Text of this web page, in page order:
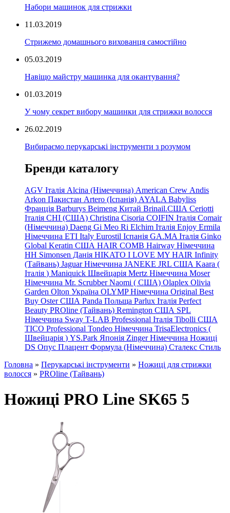
Набори машинок для стрижки
11.03.2019
Стрижемо домашнього вихованця самостійно
05.03.2019
Навіщо майстру машинка для окантування?
01.03.2019
У чому секрет вибору машинки для стрижки волосся
26.02.2019
Вибираємо перукарські інструменти з розумом
Бренди каталогу
AGV Італія Alcina (Німеччина) American Crew Andis
Arkon Пакистан Artero (Іспанія) AYALA Babyliss
Франція Barburys Beimeng Китай Brinail.США Ceriotti
Італія CHI (США) Christina Cisoria COIFIN Італія Comair
(Німеччина) Daeng Gi Meo Ri Elchim Італія Enjoy Ermila
Німеччина ETI Italy Eurostil Іспанія GA.MA Італія Ginko
Global Keratin США HAIR COMB Hairway Німеччина
HH Simonsen Данія HIKATO I LOVE MY HAIR Infinity
(Тайвань) Jaguar Німеччина JANEKE JRL США Kaara (
Італія ) Maniquick Швейцарія Mertz Німеччина Moser
Німеччина Mr. Scrubber Naomi ( США) Olaplex Olivia
Garden Olton Україна OLYMP Німеччина Original Best
Buy Oster США Panda Польща Parlux Італія Perfect
Beauty PROline (Тайвань) Remington США SPL
Німеччина Sway T-LAB Professional Італія Tibolli США
TICO Professional Tondeo Німеччина TrisaElectronics (
Швейцарія ) YS.Park Японія Zinger Німеччина Ножиці
DS Опус Плацент Формула (Німеччина) Сталекс Стиль
Головна » Перукарські інструменти » Ножиці для стрижки
волосся » PROline (Тайвань)
Ножиці PRO Line SK65 5